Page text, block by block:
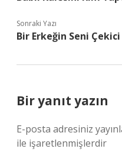
Sonraki Yazı
Bir Erkeğin Seni
Bir yanıt yazın
E-posta adresiniz
ile işaretlenmişlerdir